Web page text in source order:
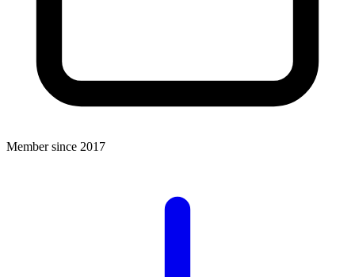
Member since 2017